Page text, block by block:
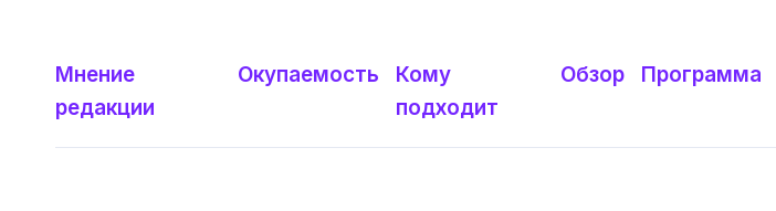
Мнение
редакции
Окупаемость
Кому
подходит
Обзор Программа